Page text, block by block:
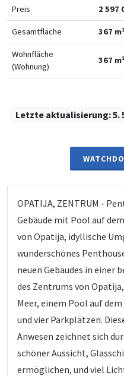
Preis 2 597
Gesamtfläche 367
Wohnfläche
(Wohnung)
367
Letzte aktualisierung:5.
OPATIJA, ZENTRUM -
Gebäude mit Pool auf
von Opatija, idyllische
wunderschönes
neuen Gebäudes in einer
des Zentrums von
Meer, einem Pool auf
und vier Parkplätzen.
Anwesen zeichnet sich
schöner Aussicht,
ermöglichen, und viel